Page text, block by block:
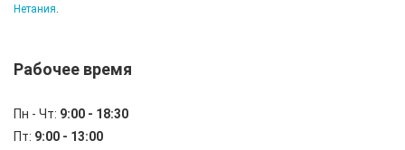
Нетания.
Рабочее время
Пн - Чт: 9:00 - 18:30
Пт: 9:00 - 13:00